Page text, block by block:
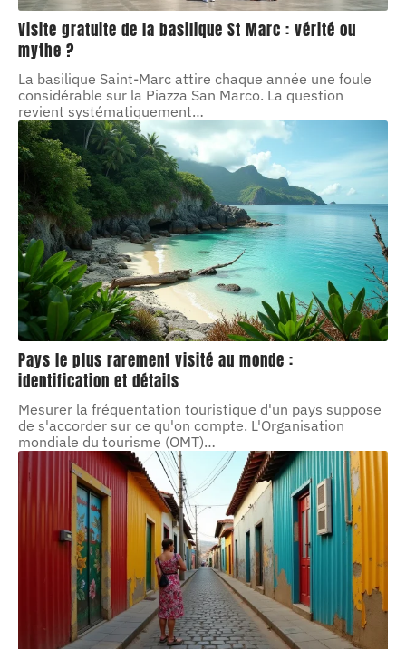
Visite gratuite de la basilique St Marc : vérité ou
mythe ?
La basilique Saint-Marc attire chaque année une foule
considérable sur la Piazza San Marco. La question
revient systématiquement…
Pays le plus rarement visité au monde :
identification et détails
Mesurer la fréquentation touristique d'un pays suppose
de s'accorder sur ce qu'on compte. L'Organisation
mondiale du tourisme (OMT)…